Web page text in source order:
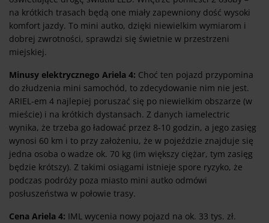
na krótkich trasach będą one miały zapewniony dość wysoki
komfort jazdy. To mini autko, dzięki niewielkim wymiarom i
dobrej zwrotności, sprawdzi się świetnie w przestrzeni
miejskiej.
Minusy elektrycznego Ariela 4: Choć ten pojazd przypomina
do złudzenia mini samochód, to zdecydowanie nim nie jest.
ARIEL-em 4 najlepiej poruszać się po niewielkim obszarze (w
mieście) i na krótkich dystansach. Z danych iamelectric
wynika, że trzeba go ładować przez 8-10 godzin, a jego zasięg
wynosi 60 km i to przy założeniu, że w pojeździe znajduje się
jedna osoba o wadze ok. 70 kg (im większy ciężar, tym zasięg
będzie krótszy). Z takimi osiągami istnieje spore ryzyko, że
podczas podróży poza miasto mini autko odmówi
posłuszeństwa w połowie trasy.
Cena Ariela 4: IML wycenia nowy pojazd na ok. 33 tys. zł.